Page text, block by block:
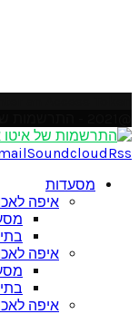
SoundcloudRss
מסעדות
איפה
איפה
איפה